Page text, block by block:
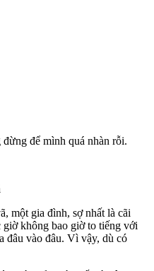
để mình quá nhàn rỗi.
một gia đình, sợ nhất là cãi
không bao giờ to tiếng với
đâu vào đâu. Vì vậy, dù có